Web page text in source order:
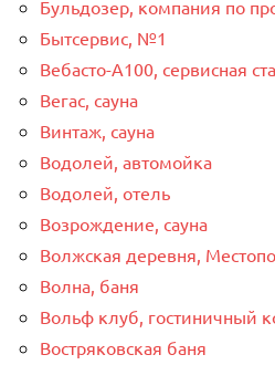
Бульдозер, компания по
Бытсервис, №1
Вебасто-А100, сервисная
Вегас, сауна
Винтаж, сауна
Водолей, автомойка
Водолей, отель
Возрождение, сауна
Волжская деревня,
Волна, баня
Вольф клуб, гостиничный
Востряковская баня